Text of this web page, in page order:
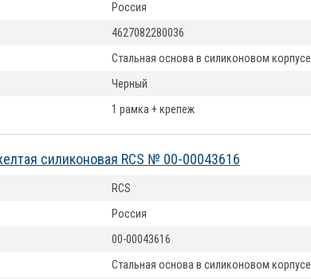
Россия
4627082280036
Стальная основа в силиконовом корпусе
Черный
1 рамка + крепеж
силиконовая RCS № 00-00043616
RCS
Россия
00-00043616
Стальная основа в силиконовом корпусе